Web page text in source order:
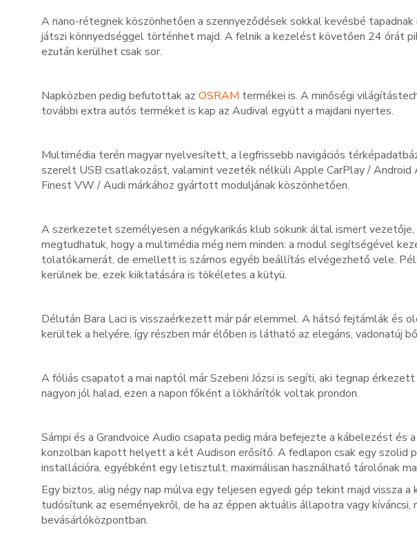
A nano-rétegnek köszönhetően a szennyeződések sokkal kevésbé
játszi könnyedséggel történhet majd. A felnik a kezelést követően 24 órát
ezután kerülhet csak sor.
Napközben pedig befutottak az OSRAM termékei is. A minőségi
további extra autós terméket is kap az Audival együtt a majdani nyertes.
Multimédia terén magyar nyelvesített, a legfrissebb navigációs
szerelt USB csatlakozást, valamint vezeték nélküli Apple CarPlay /
Finest VW / Audi márkához gyártott moduljának köszönhetően.
A szerkezetet személyesen a négykarikás klub sokunk által ismert vezetője,
megtudhatuk, hogy a multimédia még nem minden: a modul segítségével
tolatókamerát, de emellett is számos egyéb beállítás elvégezhető vele.
kerülnek be, ezek kiiktatására is tökéletes a kütyü.
Délután Bara Laci is visszaérkezett már pár elemmel. A hátsó fejtámlák és
kerültek a helyére, így részben már élőben is látható az elegáns, vadonatúj
A fóliás csapatot a mai naptól már Szebeni Józsi is segíti, aki tegnap
nagyon jól halad, ezen a napon főként a lökhárítók voltak prondon.
Sámpi és a Grandvoice Audio csapata pedig mára befejezte a kábelezést
konzolban kapott helyett a két Audison erősítő. A fedlapon csak egy szolid
installációra, egyébként egy letisztult, maximálisan használható tárolónak
Egy biztos, alig négy nap múlva egy teljesen egyedi gép tekint majd vissza
tudósítunk az eseményekről, de ha az éppen aktuális állapotra vagy
bevásárlóközpontban.